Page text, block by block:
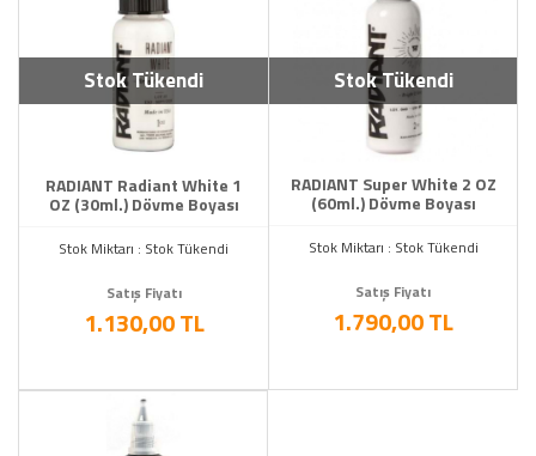
Stok Tükendi
RADIANT Radiant White 1
OZ (30ml.) Dövme Boyası
Stok Miktarı : Stok Tükendi
Satış Fiyatı
1.130,00 TL
Stok Tükendi
RADIANT Super White 2 OZ
(60ml.) Dövme Boyası
Stok Miktarı : Stok Tükendi
Satış Fiyatı
1.790,00 TL